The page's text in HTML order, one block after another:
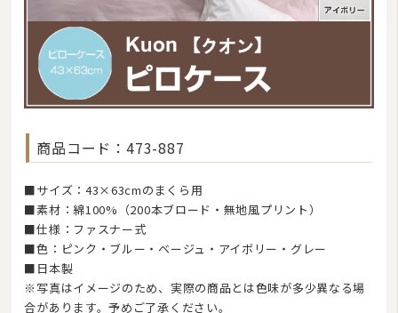
商品コード：473-887
■サイズ：43×63cmのまくら用
■素材：綿100%（200本ブロード・無地風プリント）
■仕様：ファスナー式
■色：ピンク・ブルー・ベージュ・アイボリー・グレー
■日本製
※写真はイメージのため、実際の商品とは色味が多少異なる場
合があります。予めご了承ください。
敷きパッド
タオルケット・ガーゼケット
布団セット/組布団
毛布
布団カバー
ベビー・ジュニア用寝具
こたつ布団
マルチカバー・クロス